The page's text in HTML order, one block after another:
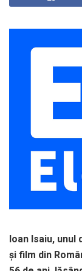
Ioan Isaiu,
și film din